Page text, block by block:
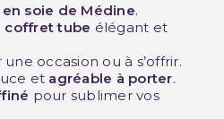
soie de Médine.
coffret tube élégant et
occasion ou à s’offrir.
et agréable à porter.
pour sublimer vos